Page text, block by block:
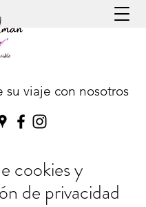
su viaje con nosotros
cookies y
de privacidad